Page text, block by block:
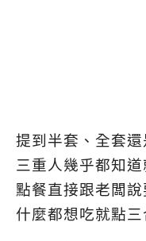
提到半套、全套還
三重人幾乎都知
點餐直接跟老闆
什麼都想吃就點三